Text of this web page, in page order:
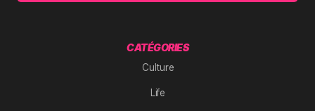
CATÉGORIES
Culture
Life